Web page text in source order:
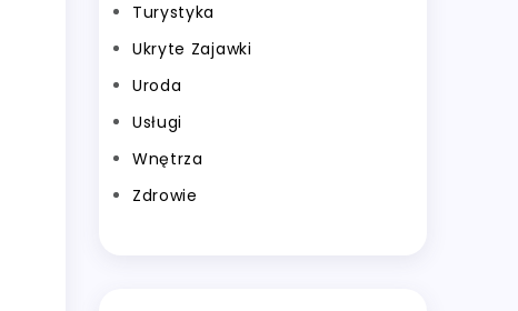
Turystyka
Ukryte Zajawki
Uroda
Usługi
Wnętrza
Zdrowie